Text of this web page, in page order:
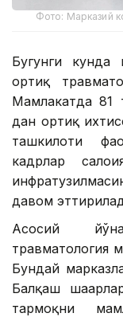
Фото: Марказий
Бугунги кунда
ортиқ
Мамлакатда 81
дан ортиқ
ташкилоти
кадрлар
давом
Асосий
травматология
Бундай
Балқаш
тармоқни